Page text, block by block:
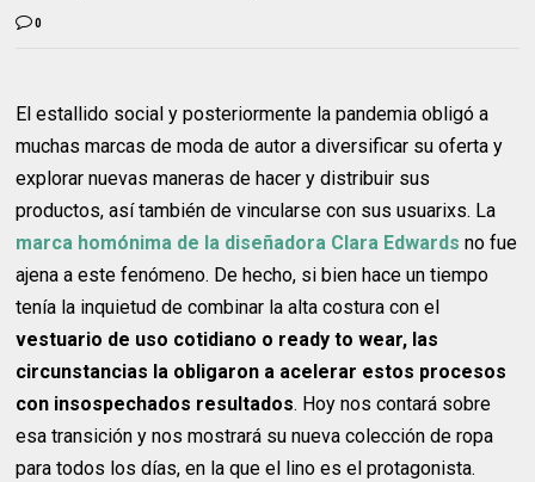
0
El estallido social y posteriormente la pandemia obligó a
muchas marcas de moda de autor a diversificar su oferta y
explorar nuevas maneras de hacer y distribuir sus
productos, así también de vincularse con sus usuarixs. La
marca homónima de la diseñadora Clara Edwards no fue
ajena a este fenómeno. De hecho, si bien hace un tiempo
tenía la inquietud de combinar la alta costura con el
vestuario de uso cotidiano o ready to wear, las
circunstancias la obligaron a acelerar estos procesos
con insospechados resultados. Hoy nos contará sobre
esa transición y nos mostrará su nueva colección de ropa
para todos los días, en la que el lino es el protagonista.